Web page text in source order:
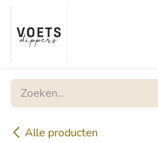
Overslaan naar inhoud
Alle producten